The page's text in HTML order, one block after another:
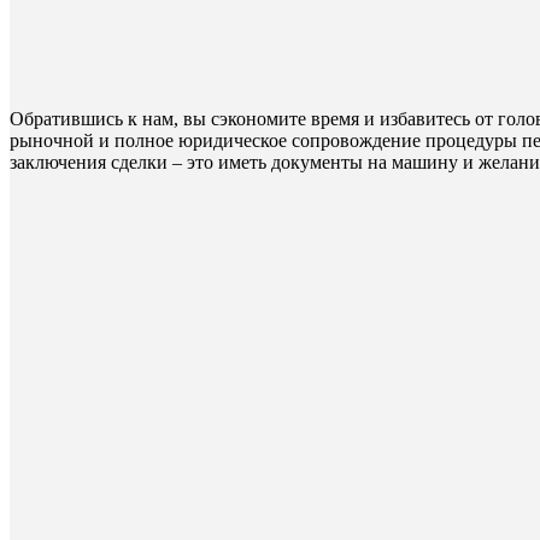
Обратившись к нам, вы сэкономите время и избавитесь от
рыночной и полное юридическое сопровождение процедуры
заключения сделки – это иметь документы на машину и